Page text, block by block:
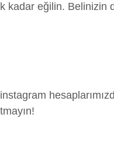
kadar eğilin. Belinizin